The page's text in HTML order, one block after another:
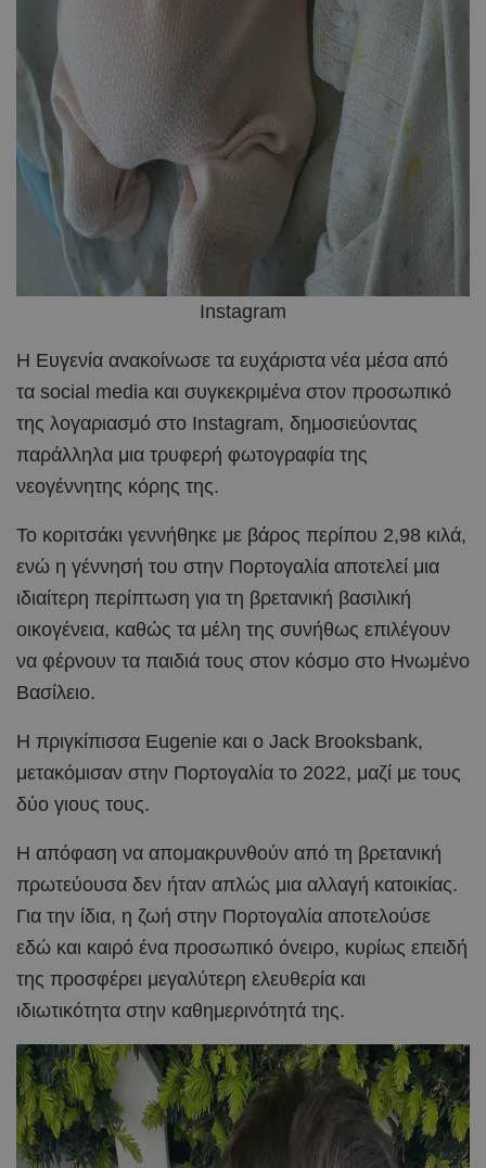
Instagram
Η Ευγενία ανακοίνωσε τα ευχάριστα νέα μέσα από
τα social media και συγκεκριμένα στον προσωπικό
της λογαριασμό στο Instagram, δημοσιεύοντας
παράλληλα μια τρυφερή φωτογραφία της
νεογέννητης κόρης της.
Το κοριτσάκι γεννήθηκε με βάρος περίπου 2,98 κιλά,
ενώ η γέννησή του στην Πορτογαλία αποτελεί μια
ιδιαίτερη περίπτωση για τη βρετανική βασιλική
οικογένεια, καθώς τα μέλη της συνήθως επιλέγουν
να φέρνουν τα παιδιά τους στον κόσμο στο Ηνωμένο
Βασίλειο.
Η πριγκίπισσα Eugenie και ο Jack Brooksbank,
μετακόμισαν στην Πορτογαλία το 2022, μαζί με τους
δύο γιους τους.
Η απόφαση να απομακρυνθούν από τη βρετανική
πρωτεύουσα δεν ήταν απλώς μια αλλαγή κατοικίας.
Για την ίδια, η ζωή στην Πορτογαλία αποτελούσε
εδώ και καιρό ένα προσωπικό όνειρο, κυρίως επειδή
της προσφέρει μεγαλύτερη ελευθερία και
ιδιωτικότητα στην καθημερινότητά της.